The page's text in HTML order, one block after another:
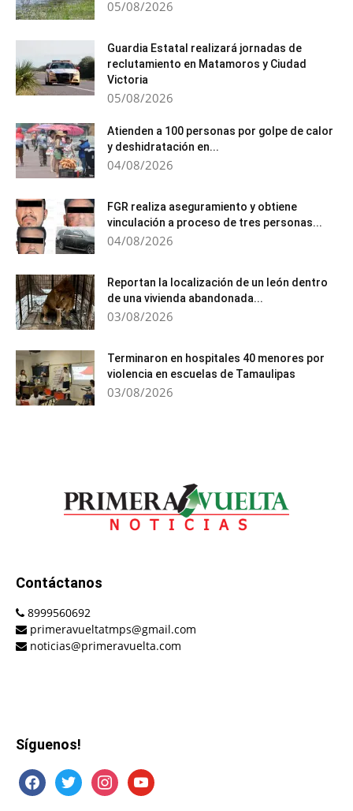
05/08/2026
Guardia Estatal realizará jornadas de
reclutamiento en Matamoros y Ciudad
Victoria
05/08/2026
Atienden a 100 personas por golpe de calor
y deshidratación en...
04/08/2026
FGR realiza aseguramiento y obtiene
vinculación a proceso de tres personas...
04/08/2026
Reportan la localización de un león dentro
de una vivienda abandonada...
03/08/2026
Terminaron en hospitales 40 menores por
violencia en escuelas de Tamaulipas
03/08/2026
Contáctanos
8999560692
primeravueltatmps@gmail.com
noticias@primeravuelta.com
Síguenos!
facebooktwitter instagramyoutube